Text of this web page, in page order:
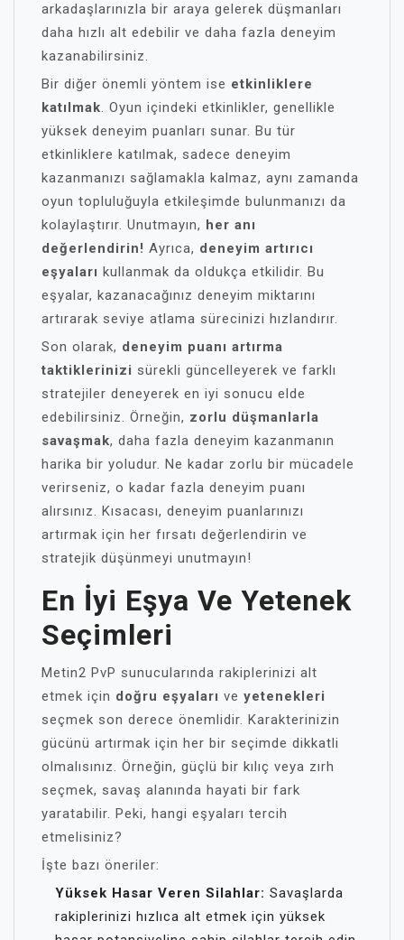
arkadaşlarınızla bir araya gelerek düşmanları
daha hızlı alt edebilir ve daha fazla deneyim
kazanabilirsiniz.
Bir diğer önemli yöntem ise etkinliklere
katılmak. Oyun içindeki etkinlikler, genellikle
yüksek deneyim puanları sunar. Bu tür
etkinliklere katılmak, sadece deneyim
kazanmanızı sağlamakla kalmaz, aynı zamanda
oyun topluluğuyla etkileşimde bulunmanızı da
kolaylaştırır. Unutmayın, her anı
değerlendirin! Ayrıca, deneyim artırıcı
eşyaları kullanmak da oldukça etkilidir. Bu
eşyalar, kazanacağınız deneyim miktarını
artırarak seviye atlama sürecinizi hızlandırır.
Son olarak, deneyim puanı artırma
taktiklerinizi sürekli güncelleyerek ve farklı
stratejiler deneyerek en iyi sonucu elde
edebilirsiniz. Örneğin, zorlu düşmanlarla
savaşmak, daha fazla deneyim kazanmanın
harika bir yoludur. Ne kadar zorlu bir mücadele
verirseniz, o kadar fazla deneyim puanı
alırsınız. Kısacası, deneyim puanlarınızı
artırmak için her fırsatı değerlendirin ve
stratejik düşünmeyi unutmayın!
En İyi Eşya Ve Yetenek
Seçimleri
Metin2 PvP sunucularında rakiplerinizi alt
etmek için doğru eşyaları ve yetenekleri
seçmek son derece önemlidir. Karakterinizin
gücünü artırmak için her bir seçimde dikkatli
olmalısınız. Örneğin, güçlü bir kılıç veya zırh
seçmek, savaş alanında hayati bir fark
yaratabilir. Peki, hangi eşyaları tercih
etmelisiniz?
İşte bazı öneriler:
Yüksek Hasar Veren Silahlar: Savaşlarda
rakiplerinizi hızlıca alt etmek için yüksek